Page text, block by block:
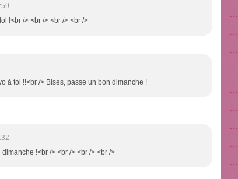
!<br /> <br /> <br /> <br />
à toi !!<br /> Bises, passe un bon dimanche !
!<br /> <br /> <br /> <br />